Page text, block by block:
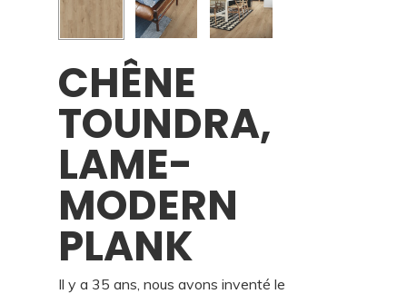
CHÊNE
TOUNDRA,
LAME-
MODERN
PLANK
Il y a 35 ans, nous avons inventé le